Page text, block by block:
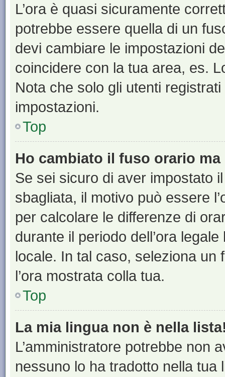
L’ora è quasi sicuramente
potrebbe essere quella di un
devi cambiare le impostazioni
coincidere con la tua area, es.
Nota che solo gli utenti
impostazioni.
Top
Ho cambiato il fuso orario ma
Se sei sicuro di aver impostato
sbagliata, il motivo può essere
per calcolare le differenze di
durante il periodo dell’ora
locale. In tal caso, seleziona
l’ora mostrata colla tua.
Top
La mia lingua non è nella
L’amministratore potrebbe non
nessuno lo ha tradotto nella tua